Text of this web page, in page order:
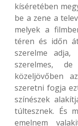
kíséretében
be a zene a
melyek a
téren és időn
szerelme
szerelmes,
közeljövőben
szeretni fogja
színészek
túltesznek. És
emelnem